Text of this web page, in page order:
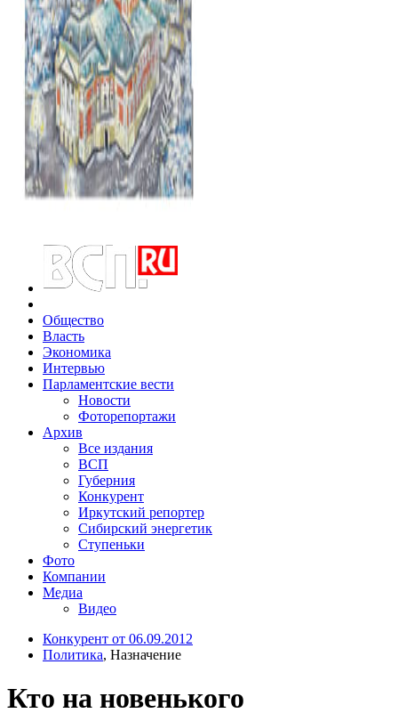
Общество
Власть
Экономика
Интервью
Парламентские вести
Новости
Фоторепортажи
Архив
Все издания
ВСП
Губерния
Конкурент
Иркутский репортер
Сибирский энергетик
Ступеньки
Фото
Компании
Медиа
Видео
Конкурент от 06.09.2012
Политика, Назначение
Кто на новенького